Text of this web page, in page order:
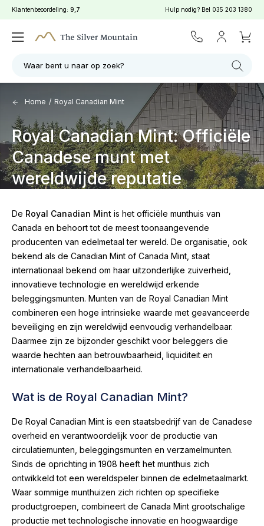
Klantenbeoordeling: 9,7 Hulp nodig? Bel 035 203 1380
Waar bent u naar op zoek?
Home / Royal Canadian Mint
Royal Canadian Mint: Officiële
Canadese munt met
wereldwijde reputatie
De Royal Canadian Mint is het officiële munthuis van
Canada en behoort tot de meest toonaangevende
producenten van edelmetaal ter wereld. De organisatie, ook
bekend als de Canadian Mint of Canada Mint, staat
internationaal bekend om haar uitzonderlijke zuiverheid,
innovatieve technologie en wereldwijd erkende
beleggingsmunten. Munten van de Royal Canadian Mint
combineren een hoge intrinsieke waarde met geavanceerde
beveiliging en zijn wereldwijd eenvoudig verhandelbaar.
Daarmee zijn ze bijzonder geschikt voor beleggers die
waarde hechten aan betrouwbaarheid, liquiditeit en
internationale verhandelbaarheid.
Wat is de Royal Canadian Mint?
De Royal Canadian Mint is een staatsbedrijf van de Canadese
overheid en verantwoordelijk voor de productie van
circulatiemunten, beleggingsmunten en verzamelmunten.
Sinds de oprichting in 1908 heeft het munthuis zich
ontwikkeld tot een wereldspeler binnen de edelmetaalmarkt.
Waar sommige munthuizen zich richten op specifieke
productgroepen, combineert de Canada Mint grootschalige
productie met technologische innovatie en hoogwaardige